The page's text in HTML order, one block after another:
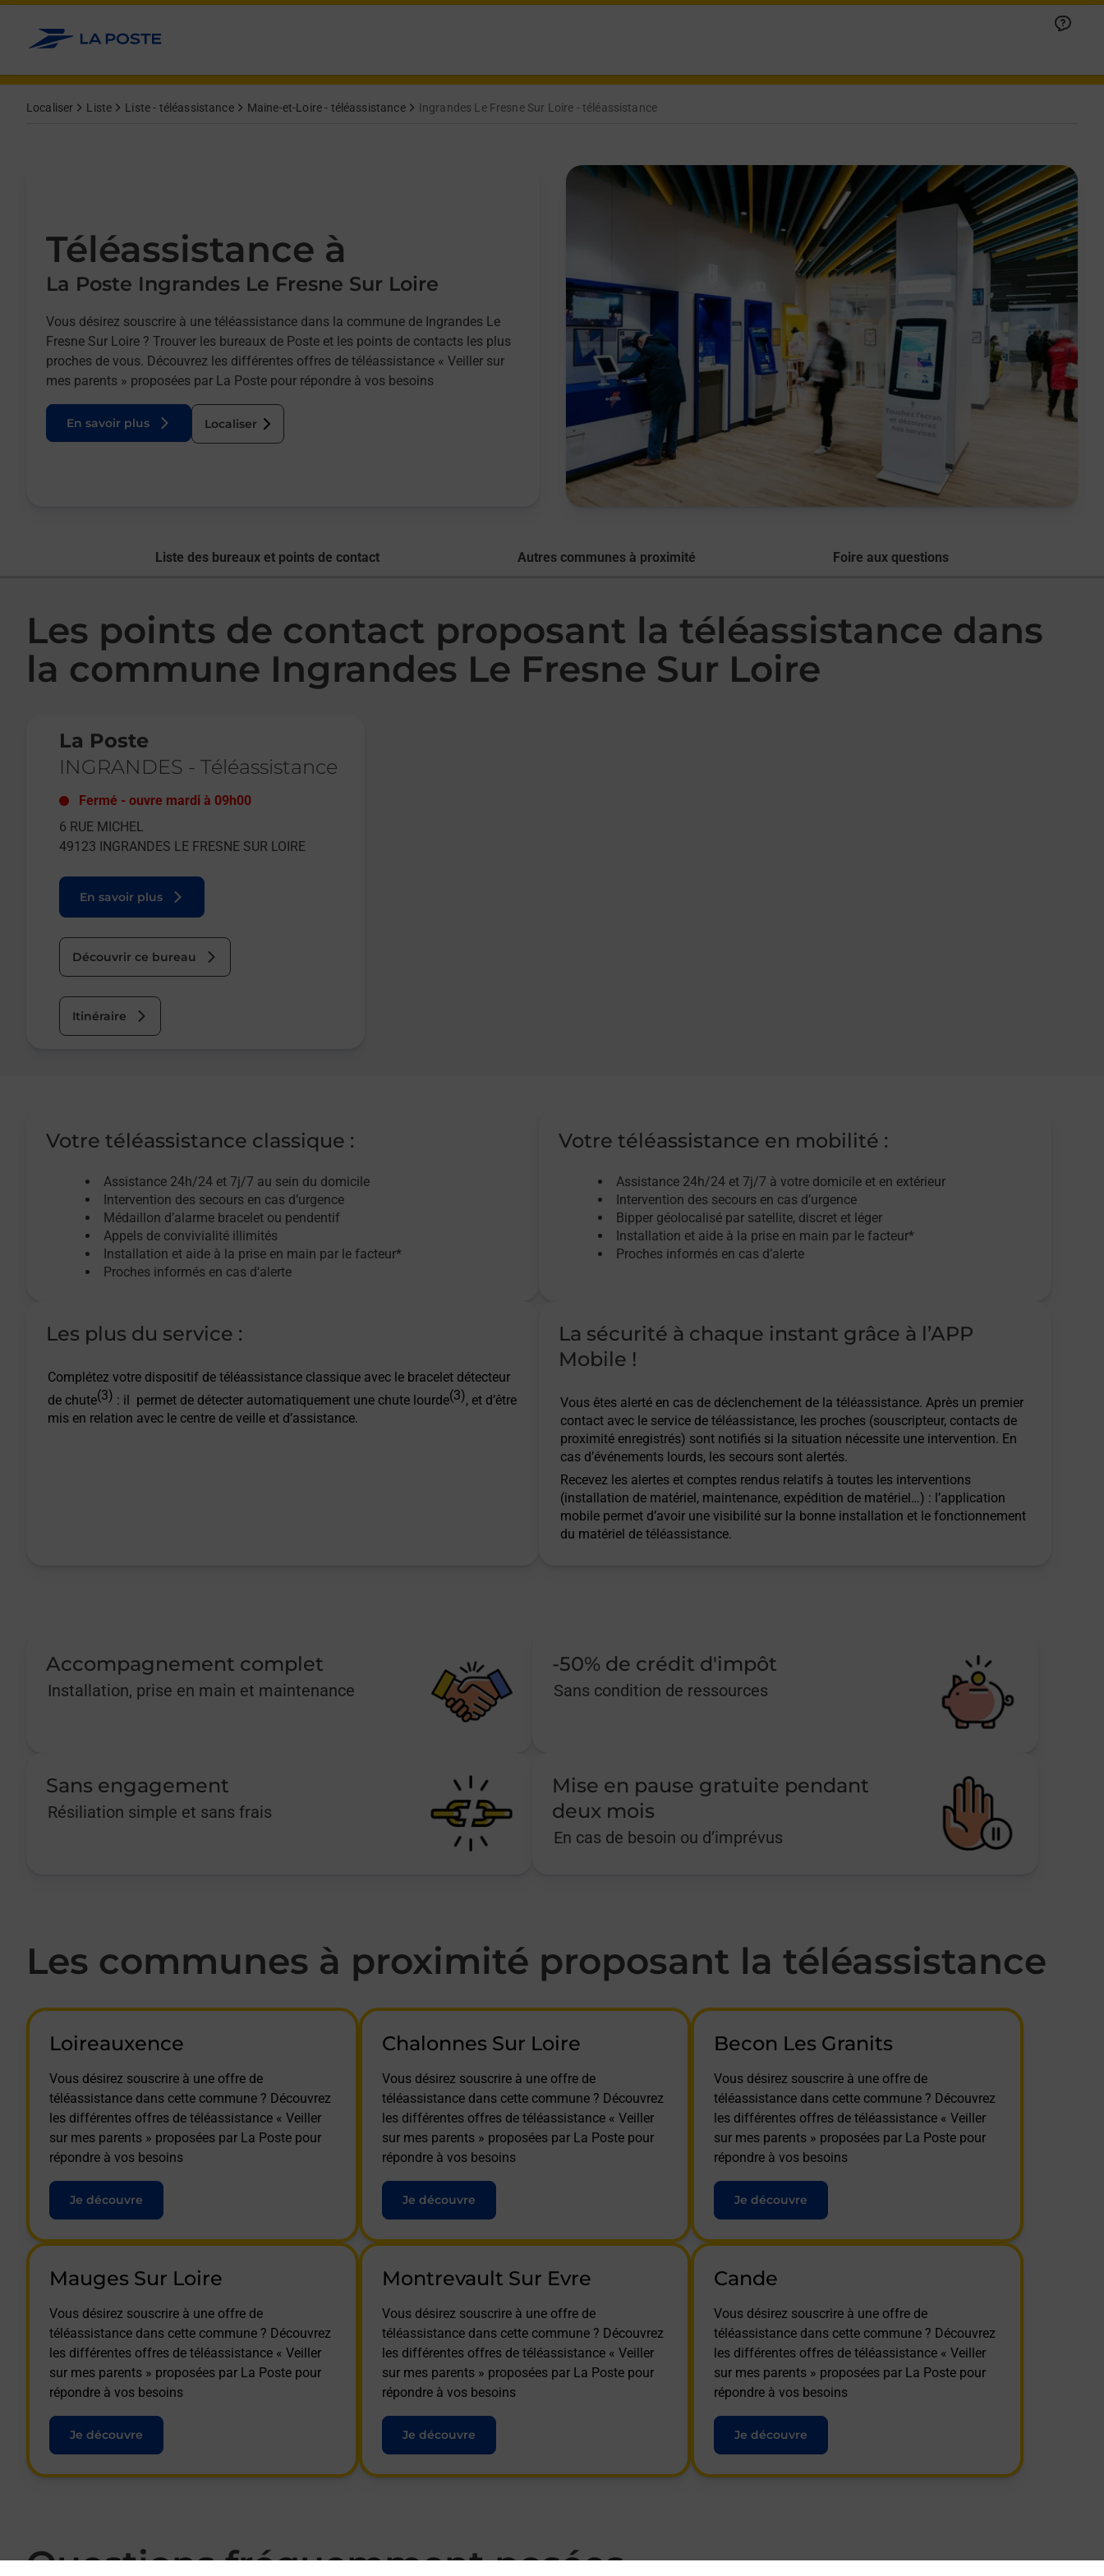
Allez au contenu
Localiser Liste Liste - téléassistance Maine-et-Loire - téléassistance Ingrandes Le Fresne Sur Loire - téléassistance
Téléassistance à
La Poste Ingrandes Le Fresne Sur Loire
Vous désirez souscrire à une téléassistance dans la commune de Ingrandes Le
Fresne Sur Loire ? Trouver les bureaux de Poste et les points de contacts les plus
proches de vous. Découvrez les différentes offres de téléassistance « Veiller sur
mes parents » proposées par La Poste pour répondre à vos besoins
En savoir plus Localiser
Liste des bureaux et points de contact Autres communes à proximité Foire aux questions
Les points de contact proposant la téléassistance dans
la commune Ingrandes Le Fresne Sur Loire
La Poste
INGRANDES - Téléassistance
Fermé - ouvre mardi à 09h00
6 RUE MICHEL
49123 INGRANDES LE FRESNE SUR LOIRE
En savoir plus
Découvrir ce bureau
Itinéraire
Votre téléassistance classique :
Assistance 24h/24 et 7j/7 au sein du domicile
Intervention des secours en cas d’urgence
Médaillon d’alarme bracelet ou pendentif
Appels de convivialité illimités
Installation et aide à la prise en main par le facteur*
Proches informés en cas d'alerte
Votre téléassistance en mobilité :
Assistance 24h/24 et 7j/7 à votre domicile et en extérieur
Intervention des secours en cas d’urgence
Bipper géolocalisé par satellite, discret et léger
Installation et aide à la prise en main par le facteur*
Proches informés en cas d’alerte
Les plus du service :
Complétez votre dispositif de téléassistance classique avec le bracelet détecteur
de chute(3) : il permet de détecter automatiquement une chute lourde(3), et d’être
mis en relation avec le centre de veille et d’assistance.
La sécurité à chaque instant grâce à l’APP
Mobile !
Vous êtes alerté en cas de déclenchement de la téléassistance. Après un premier
contact avec le service de téléassistance, les proches (souscripteur, contacts de
proximité enregistrés) sont notifiés si la situation nécessite une intervention. En
cas d’événements lourds, les secours sont alertés.
Recevez les alertes et comptes rendus relatifs à toutes les interventions
(installation de matériel, maintenance, expédition de matériel…) : l’application
mobile permet d’avoir une visibilité sur la bonne installation et le fonctionnement
du matériel de téléassistance.
Accompagnement complet
Installation, prise en main et maintenance
-50% de crédit d'impôt
Sans condition de ressources
Sans engagement
Résiliation simple et sans frais
Mise en pause gratuite pendant
deux mois
En cas de besoin ou d’imprévus
Les communes à proximité proposant la téléassistance
Loireauxence
Vous désirez souscrire à une offre de
téléassistance dans cette commune ? Découvrez
les différentes offres de téléassistance « Veiller
sur mes parents » proposées par La Poste pour
répondre à vos besoins
Je découvre
Chalonnes Sur Loire
Vous désirez souscrire à une offre de
téléassistance dans cette commune ? Découvrez
les différentes offres de téléassistance « Veiller
sur mes parents » proposées par La Poste pour
répondre à vos besoins
Je découvre
Becon Les Granits
Vous désirez souscrire à une offre de
téléassistance dans cette commune ? Découvrez
les différentes offres de téléassistance « Veiller
sur mes parents » proposées par La Poste pour
répondre à vos besoins
Je découvre
Mauges Sur Loire
Vous désirez souscrire à une offre de
téléassistance dans cette commune ? Découvrez
les différentes offres de téléassistance « Veiller
sur mes parents » proposées par La Poste pour
répondre à vos besoins
Je découvre
Montrevault Sur Evre
Vous désirez souscrire à une offre de
téléassistance dans cette commune ? Découvrez
les différentes offres de téléassistance « Veiller
sur mes parents » proposées par La Poste pour
répondre à vos besoins
Je découvre
Cande
Vous désirez souscrire à une offre de
téléassistance dans cette commune ? Découvrez
les différentes offres de téléassistance « Veiller
sur mes parents » proposées par La Poste pour
répondre à vos besoins
Je découvre
Questions fréquemment posées
Afficher ou masquer la réponse
Afficher ou masquer la réponse
Afficher ou masquer la réponse